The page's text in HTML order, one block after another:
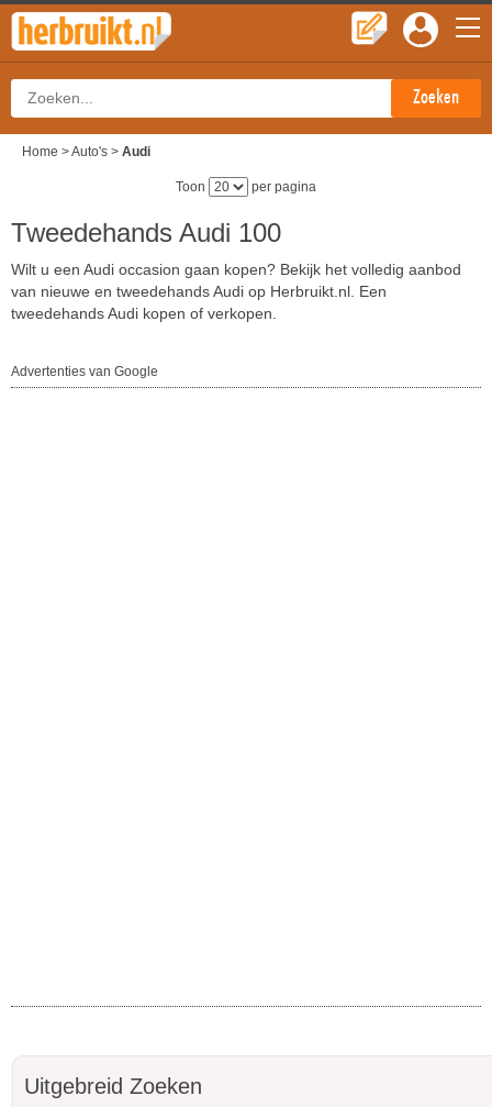
Home >Auto's > Audi
Toon per pagina
Tweedehands Audi 100
Wilt u een Audi occasion gaan kopen? Bekijk het volledig aanbod
van nieuwe en tweedehands Audi op Herbruikt.nl. Een
tweedehands Audi kopen of verkopen.
Advertenties van Google
Uitgebreid Zoeken